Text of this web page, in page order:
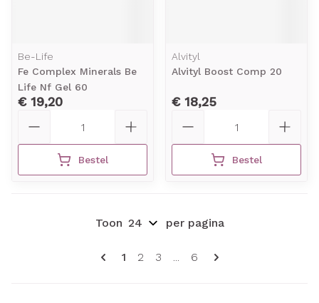
Be-Life
Fe Complex Minerals Be
Life Nf Gel 60
€ 19,20
Bestel
Alvityl
Alvityl Boost Comp 20
€ 18,25
Bestel
Pagina's
U lees momenteel pagina
1 Pagina
2 Pagina
3 ... Pagina
6
Toon per pagina